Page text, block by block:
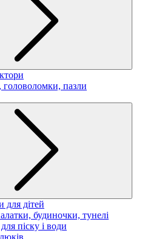
головоломки, пазли
для дітей
будиночки, тунелі
піску і води